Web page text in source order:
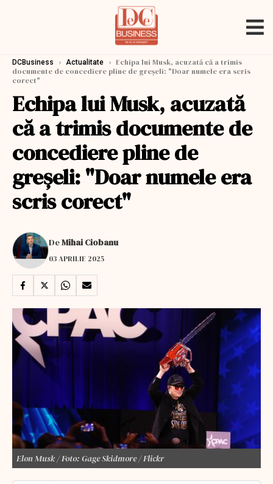
DCBusiness › Actualitate › Echipa lui Musk, acuzată că a trimis
documente de concediere pline de greşeli: "Doar numele era scris
corect"
Echipa lui Musk, acuzată
că a trimis documente de
concediere pline de
greşeli: "Doar numele era
scris corect"
DeMihai Ciobanu
03 APRILIE 2025
Elon Musk / Foto: Gage Skidmore / Flickr